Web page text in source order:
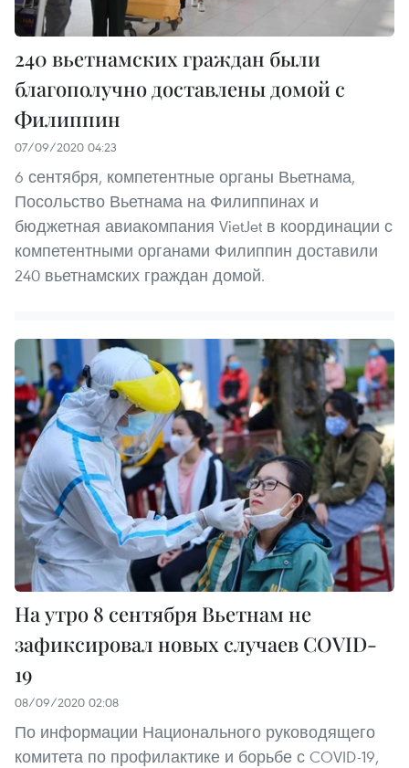
240 вьетнамских граждан были
благополучно доставлены домой c
Филиппин
07/09/2020 04:23
6 сентября, компетентные органы Вьетнама,
Посольство Вьетнама на Филиппинах и
бюджетная авиакомпания VietJet в координации с
компетентными органами Филиппин доставили
240 вьетнамских граждан домой.
На утро 8 сентября Вьетнам не
зафиксировал новых случаев COVID-
19
08/09/2020 02:08
По информации Национального руководящего
комитета по профилактике и борьбе с COVID-19,